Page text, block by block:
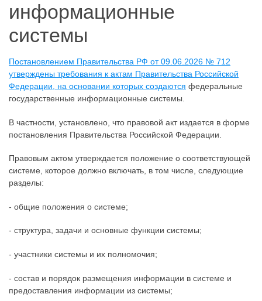
информационные
системы
Постановлением Правительства РФ от 09.06.2026 № 712
утверждены требования к актам Правительства Российской
Федерации, на основании которых создаются федеральные
государственные информационные системы.
В частности, установлено, что правовой акт издается в форме
постановления Правительства Российской Федерации.
Правовым актом утверждается положение о соответствующей
системе, которое должно включать, в том числе, следующие
разделы:
- общие положения о системе;
- структура, задачи и основные функции системы;
- участники системы и их полномочия;
- состав и порядок размещения информации в системе и
предоставления информации из системы;